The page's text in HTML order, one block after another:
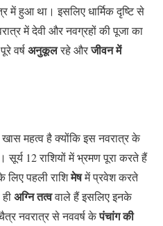
में हुआ था। इसल‌िए धार्म‌िक दृष्ट‌ि से
में देवी और नवग्रहों की पूजा का
वर्षअनुकूलरहे औरजीवन में
खास महत्व है क्योंक‌ि इस नवरात्र के
सूर्य 12 राश‌ियों में भ्रमण पूरा करते हैं
पहली राश‌िमेषमें प्रवेश करते
अग्न‌ि तत्ववाले हैं इसल‌िए इनके
नवरात्र से नववर्ष केपंचांग की